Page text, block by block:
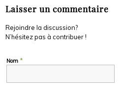
Laisser un commentaire
Rejoindre la discussion?
N’hésitez pas à contribuer !
Nom *